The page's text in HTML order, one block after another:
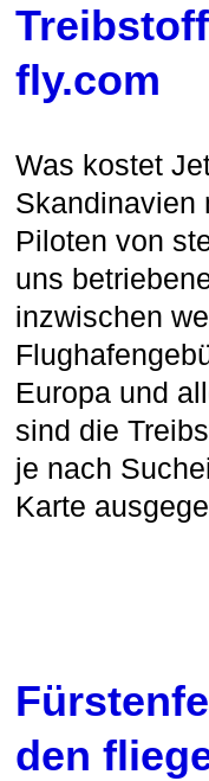
fly.com
Was kostet
Skandinavien
Piloten von
uns
inzwischen
Europa und
sind die
je nach
Karte
den